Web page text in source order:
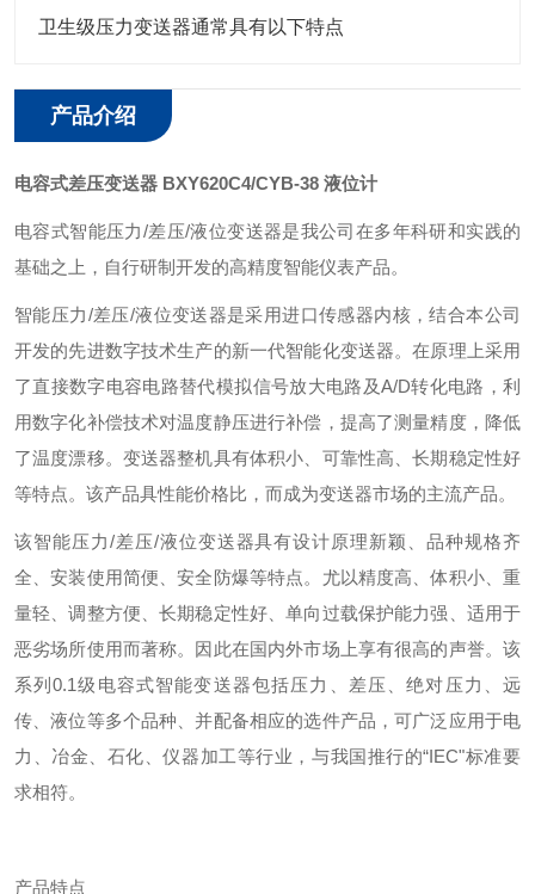
卫生级压力变送器通常具有以下特点
产品介绍
电容式差压变送器 BXY620C4/CYB-38 液位计
电容式智能压力/差压/液位变送器是我公司在多年科研和实践的
基础之上，自行研制开发的高精度智能仪表产品。
智能压力/差压/液位变送器是采用进口传感器内核，结合本公司
开发的先进数字技术生产的新一代智能化变送器。在原理上采用
了直接数字电容电路替代模拟信号放大电路及A/D转化电路，利
用数字化补偿技术对温度静压进行补偿，提高了测量精度，降低
了温度漂移。变送器整机具有体积小、可靠性高、长期稳定性好
等特点。该产品具性能价格比，而成为变送器市场的主流产品。
该智能压力/差压/液位变送器具有设计原理新颖、品种规格齐
全、安装使用简便、安全防爆等特点。尤以精度高、体积小、重
量轻、调整方便、长期稳定性好、单向过载保护能力强、适用于
恶劣场所使用而著称。因此在国内外市场上享有很高的声誉。该
系列0.1级电容式智能变送器包括压力、差压、绝对压力、远
传、液位等多个品种、并配备相应的选件产品，可广泛应用于电
力、冶金、石化、仪器加工等行业，与我国推行的“IEC"标准要
求相符。
产品特点